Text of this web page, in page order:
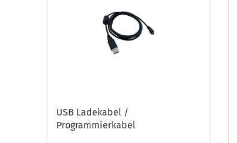
USB Ladekabel /
Programmierkabel